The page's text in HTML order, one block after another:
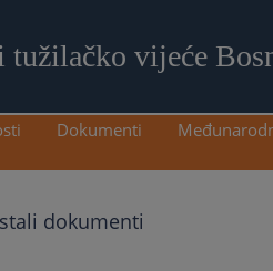
tužilačko vijeće
Dokumenti
dokumenti